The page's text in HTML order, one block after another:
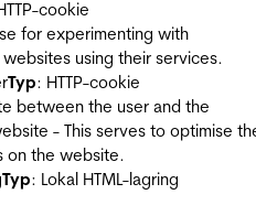
cookie
for experimenting with
using their services.
Typ: HTTP-cookie
between the user and the
- This serves to optimise
on the website.
Typ: Lokal HTML-lagring